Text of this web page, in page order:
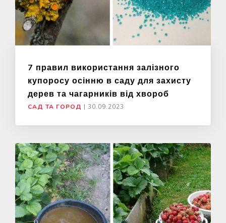
7 правил використання залізного
купоросу осінню в саду для захисту
дерев та чагарників від хвороб
САД ТА ГОРОД | 30.09.2023